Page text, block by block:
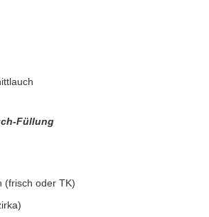
Füllung
(frisch oder TK)